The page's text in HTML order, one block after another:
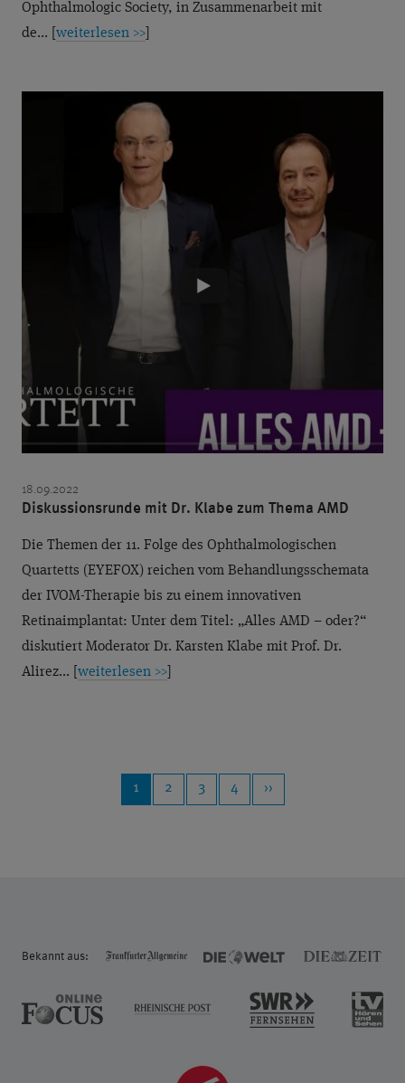
Ophthalmologic Society, in Zusammenarbeit mit
de... [ weiterlesen >>
18.09.2022
Diskussionsrunde mit Dr. Klabe zum Thema AMD
Die Themen der 11. Folge des Ophthalmologischen
Quartetts (EYEFOX) reichen vom Behandlungsschemata
der IVOM-Therapie bis zu einem innovativen
Retinaimplantat: Unter dem Titel: „Alles AMD – oder?“
diskutiert Moderator Dr. Karsten Klabe mit Prof. Dr.
Alirez... [ weiterlesen >>
1 2 3 4 ››
Bekannt aus: